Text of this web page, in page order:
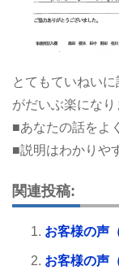
とてもていねい
がだいぶ楽になり
■あなたの話をよ
■説明はわかりや
関連投稿:
お客様の声
お客様の声